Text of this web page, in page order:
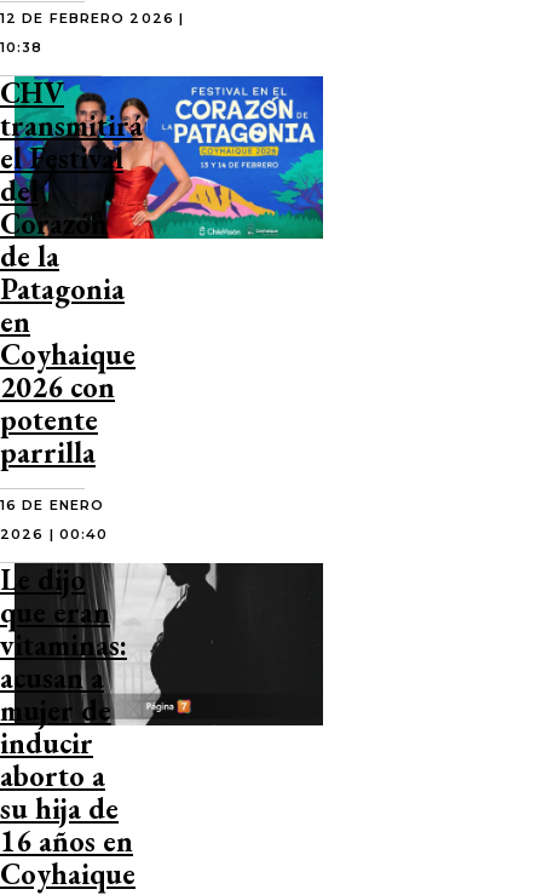
12 DE FEBRERO 2026 |
10:38
CHV
transmitirá
el Festival
del
Corazón
de la
Patagonia
en
Coyhaique
2026 con
potente
parrilla
16 DE ENERO
2026 | 00:40
Le dijo
que eran
vitaminas:
acusan a
mujer de
inducir
aborto a
su hija de
16 años en
Coyhaique